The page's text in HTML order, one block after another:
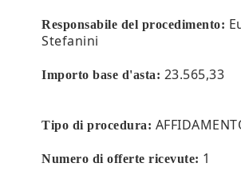
Responsabile del procedimento:
Stefanini
Importo base d'asta: 23.565,33
Tipo di procedura:
Numero di offerte ricevute: 1